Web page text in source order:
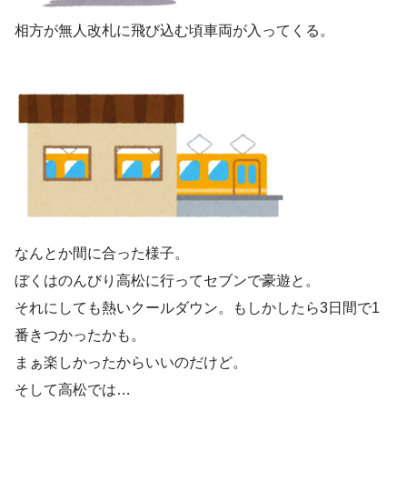
相方が無人改札に飛び込む頃車両が入ってくる。
なんとか間に合った様子。
ぼくはのんびり高松に行ってセブンで豪遊と。
それにしても熱いクールダウン。もしかしたら3日間で1
番きつかったかも。
まぁ楽しかったからいいのだけど。
そして高松では…